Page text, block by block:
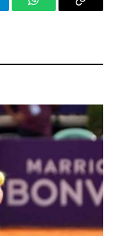
WhatsAppCopy